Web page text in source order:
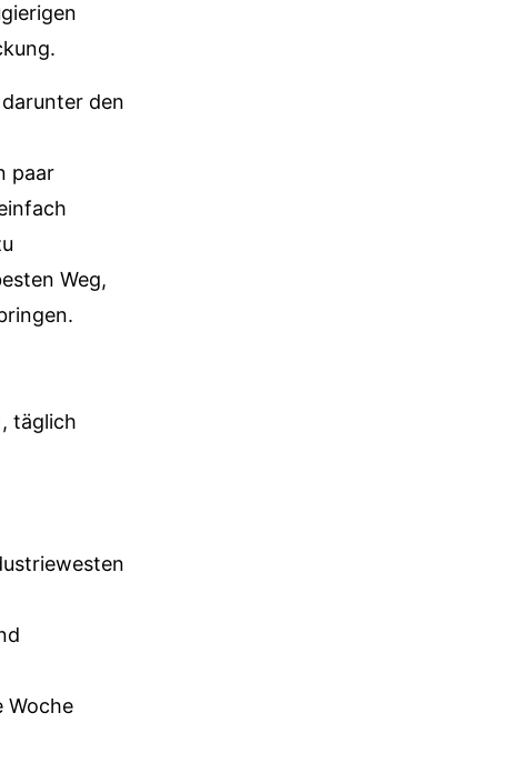
den
paar
Weg,
täglich
Woche